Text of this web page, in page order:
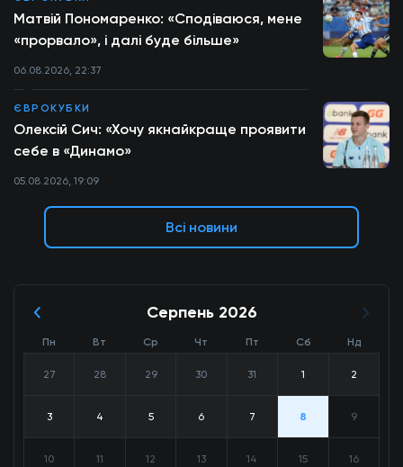
Матвій Пономаренко: «Сподіваюся, мене
«прорвало», і далі буде більше»
06.08.2026, 22:37
ЄВРОКУБКИ
Олексій Сич: «Хочу якнайкраще проявити
себе в «Динамо»
05.08.2026, 19:09
Всі новини
Серпень 2026
Пн Вт Ср Чт Пт Сб Нд
27 28 29 30 31 1 2
3 4 5 6 7 8 9
10 11 12 13 14 15 16